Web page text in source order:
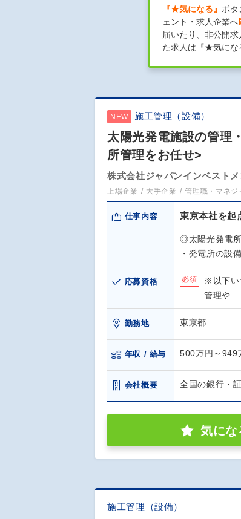
『★気になる』 ボタ
ェント・求人企業へ
届いたり、非公開
た求人は『★気にな
NEW 施工管理（設備）
太陽光発電施設の管理
所管理をお任せ>
株式会社ジャパンインベスト
上場企業 大手企業 管理職・マネジ
仕事内容 東京本社を起
◎太陽光発電
・発電所の設
応募資格 必須
※以下い
管理や…
勤務地 東京都
年収 / 給与 500万円～949
会社概要 全国の銀行・
気にな
施工管理（設備）